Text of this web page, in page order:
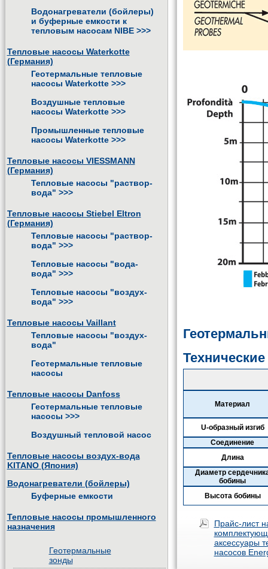
Водонагреватели (бойлеры)
и буферные емкости к
тепловым насосам NIBE >>>
Тепловые насосы Waterkotte
(Германия)
Геотермальные тепловые
насосы Waterkotte >>>
Воздушные тепловые
насосы Waterkotte >>>
Промышленные тепловые
насосы Waterkotte >>>
Тепловые насосы VIESSMANN
(Германия)
Тепловые насосы "раствор-
вода" >>>
Тепловые насосы Stiebel Eltron
(Германия)
Тепловые насосы "раствор-
вода" >>>
Тепловые насосы "вода-
вода" >>>
Тепловые насосы "воздух-
вода" >>>
Тепловые насосы Vaillant
Тепловые насосы "воздух-
вода"
Геотермальные тепловые
насосы
Тепловые насосы Danfoss
Геотермальные тепловые
насосы >>>
Воздушный тепловой насос
Тепловые насосы воздух-вода
KITANO (Япония)
Водонагреватели (бойлеры)
Буферные емкости
Тепловые насосы промышленного
назначения
Геотермальные
зонды
Материал
U-образный изгиб
Соединение
Длина
Диаметр
бобины
Высота бобины
Прайс-лист
аксессуары
насосов